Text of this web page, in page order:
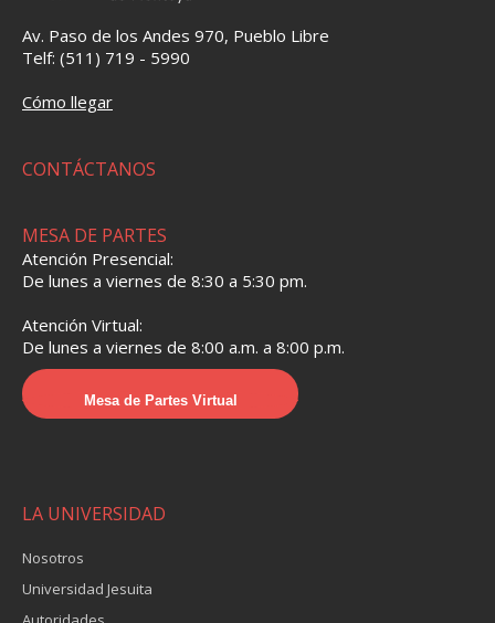
Av. Paso de los Andes 970, Pueblo Libre
Telf: (511) 719 - 5990
Cómo llegar
CONTÁCTANOS
MESA DE PARTES
Atención Presencial:
De lunes a viernes de 8:30 a 5:30 pm.
Atención Virtual:
De lunes a viernes de 8:00 a.m. a 8:00 p.m.
Mesa de Partes Virtual
LA UNIVERSIDAD
Nosotros
Universidad Jesuita